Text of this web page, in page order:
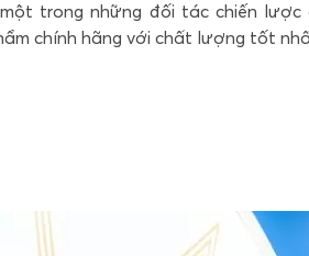
trong những đối tác chiến lược
chính hãng với chất lượng tốt